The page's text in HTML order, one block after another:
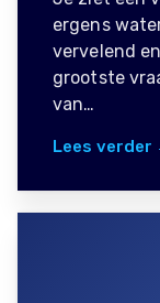
ergens
vervelend
grootste
van…
Lees verder